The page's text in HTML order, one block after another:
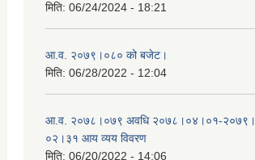
मिति: 06/24/2024 - 18:21
आ.व. २०७९।०८० को बजेट।
मिति: 06/28/2022 - 12:04
आ.व. २०७८।०७९ अवधि २०७८।०४।०१-२०७९।
०२।३१ आय व्यय विवरण
मिति: 06/20/2022 - 14:06